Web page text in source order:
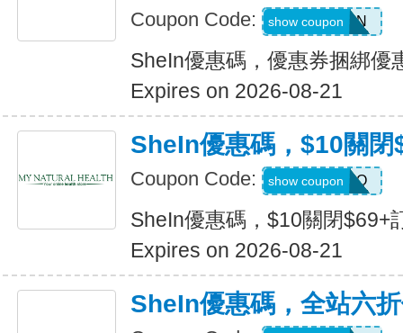
Coupon Code: Q82333N
show coupon
SheIn優惠碼，優惠券捆綁優
Expires on 2026-08-21
SheIn優惠碼，$10關閉
Coupon Code: HELLO
show coupon
SheIn優惠碼，$10關閉$69+
Expires on 2026-08-21
SheIn優惠碼，全站六